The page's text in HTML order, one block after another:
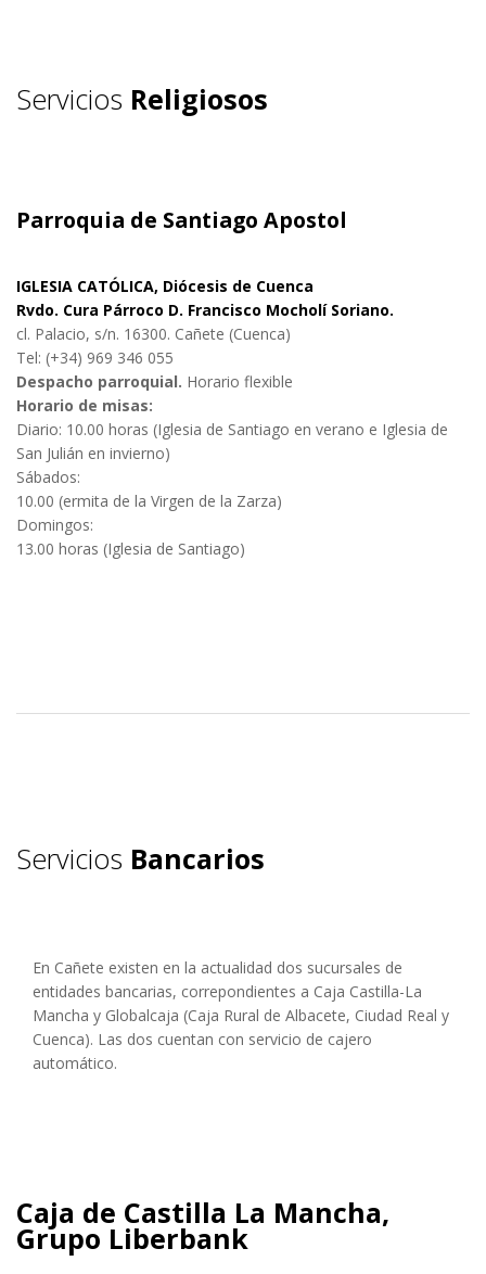
Servicios Religiosos
Parroquia de Santiago Apostol
IGLESIA CATÓLICA, Diócesis de Cuenca
Rvdo. Cura Párroco D. Francisco Mocholí Soriano.
cl. Palacio, s/n. 16300. Cañete (Cuenca)
Tel: (+34) 969 346 055
Despacho parroquial. Horario flexible
Horario de misas:
Diario: 10.00 horas (Iglesia de Santiago en verano e Iglesia de
San Julián en invierno)
Sábados:
10.00 (ermita de la Virgen de la Zarza)
Domingos:
13.00 horas (Iglesia de Santiago)
Servicios Bancarios
En Cañete existen en la actualidad dos sucursales de
entidades bancarias, correpondientes a Caja Castilla-La
Mancha y Globalcaja (Caja Rural de Albacete, Ciudad Real y
Cuenca). Las dos cuentan con servicio de cajero
automático.
Caja de Castilla La Mancha,
Grupo Liberbank